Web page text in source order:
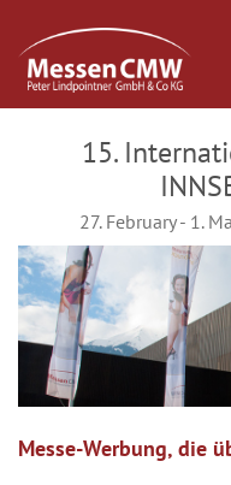
15.
27. February - 1.
Messe-Werbung, die